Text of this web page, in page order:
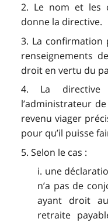
2. Le nom et les
donne la directive.
3. La confirmation
renseignements
droit en vertu du
4. La
l’administrateur
revenu viager
pour qu’il puisse
5. Selon le cas :
i. une
n’a pas de
ayant droit
retraite